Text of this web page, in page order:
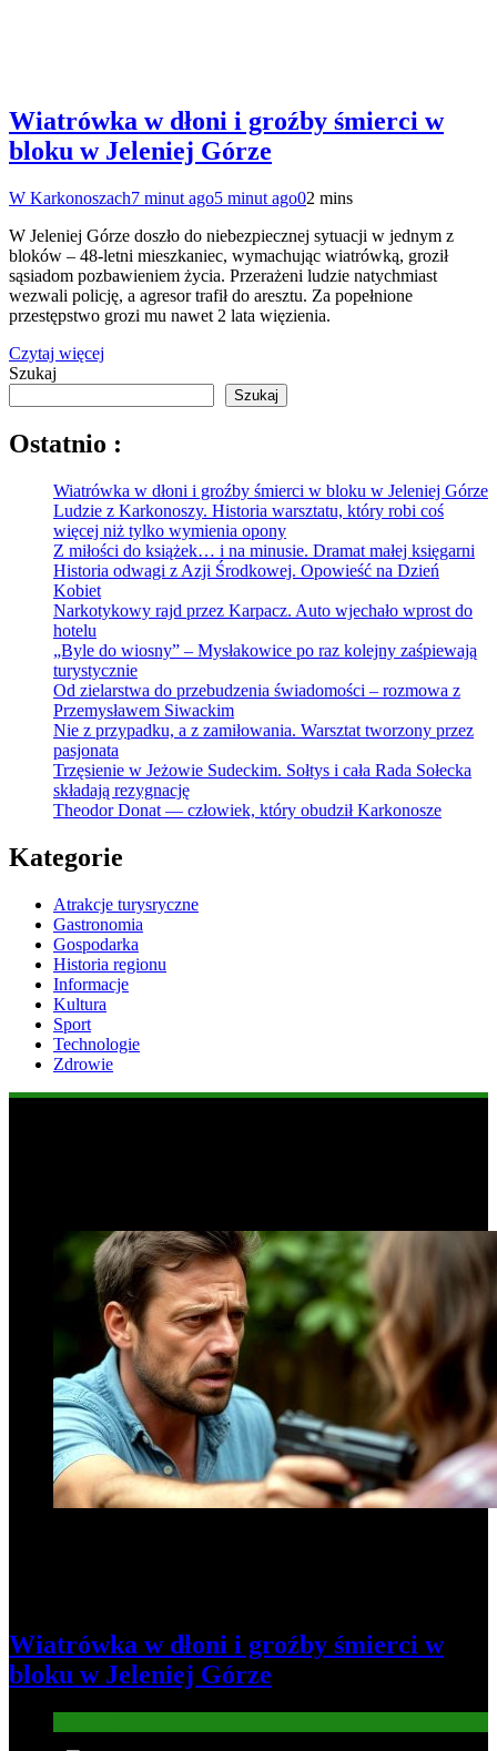
Wiatrówka w dłoni i groźby śmierci w
bloku w Jeleniej Górze
W Karkonoszach7 minut ago5 minut ago02 mins
W Jeleniej Górze doszło do niebezpiecznej sytuacji w jednym z
bloków – 48-letni mieszkaniec, wymachując wiatrówką, groził
sąsiadom pozbawieniem życia. Przerażeni ludzie natychmiast
wezwali policję, a agresor trafił do aresztu. Za popełnione
przestępstwo grozi mu nawet 2 lata więzienia.
Czytaj więcej
Szukaj
Szukaj
Ostatnio :
Wiatrówka w dłoni i groźby śmierci w bloku w Jeleniej Górze
Ludzie z Karkonoszy. Historia warsztatu, który robi coś
więcej niż tylko wymienia opony
Z miłości do książek… i na minusie. Dramat małej księgarni
Historia odwagi z Azji Środkowej. Opowieść na Dzień
Kobiet
Narkotykowy rajd przez Karpacz. Auto wjechało wprost do
hotelu
„Byle do wiosny” – Mysłakowice po raz kolejny zaśpiewają
turystycznie
Od zielarstwa do przebudzenia świadomości – rozmowa z
Przemysławem Siwackim
Nie z przypadku, a z zamiłowania. Warsztat tworzony przez
pasjonata
Trzęsienie w Jeżowie Sudeckim. Sołtys i cała Rada Sołecka
składają rezygnację
Theodor Donat — człowiek, który obudził Karkonosze
Kategorie
Atrakcje turysryczne
Gastronomia
Gospodarka
Historia regionu
Informacje
Kultura
Sport
Technologie
Zdrowie
Wiatrówka w dłoni i groźby śmierci w
bloku w Jeleniej Górze